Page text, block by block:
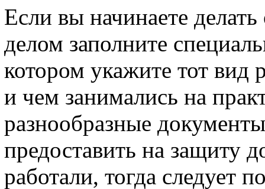
Если вы начинаете
делом заполните
котором укажите тот
и чем занимались на
разнообразные
предоставить на защиту
работали, тогда следует